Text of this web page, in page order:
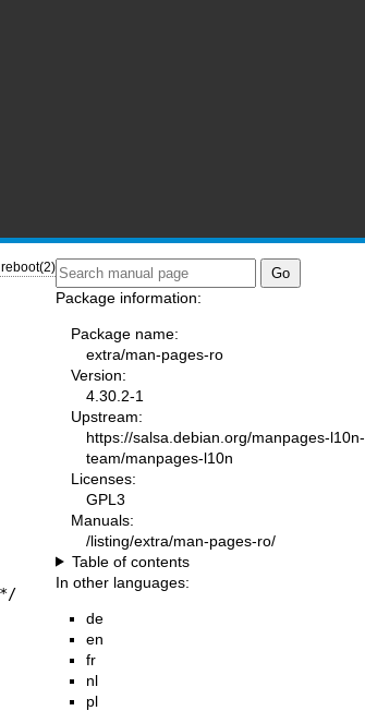
reboot(2)
*/
Package information:
Package name:
extra/man-pages-ro
Version:
4.30.2-1
Upstream:
https://salsa.debian.org/manpages-l10n-
team/manpages-l10n
Licenses:
GPL3
Manuals:
/listing/extra/man-pages-ro/
Table of contents
In other languages:
de
en
fr
nl
pl